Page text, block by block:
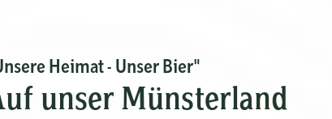
Heimat - Unser Bier"
unser Münsterland